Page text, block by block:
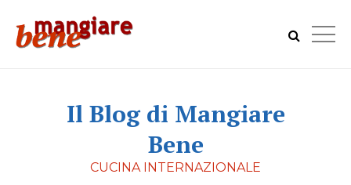
Il Blog di Mangiare
Bene
CUCINA INTERNAZIONALE